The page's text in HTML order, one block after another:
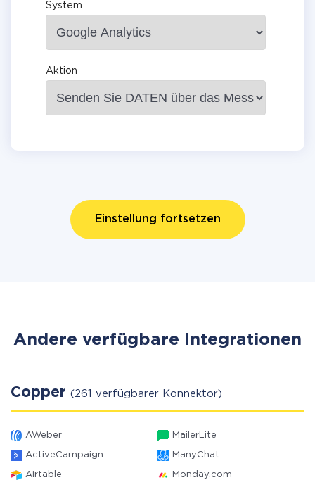
System
Aktion
Einstellung fortsetzen
Andere verfügbare Integrationen
Copper (261 verfügbarer Konnektor)
AWeber MailerLite
ActiveCampaign ManyChat
Airtable Monday.com